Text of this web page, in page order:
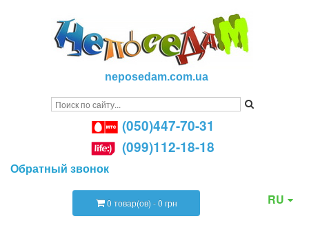
neposedam.com.ua
(050)447-70-31
(099)112-18-18
Обратный звонок
RU
0 товар(ов) - 0 грн